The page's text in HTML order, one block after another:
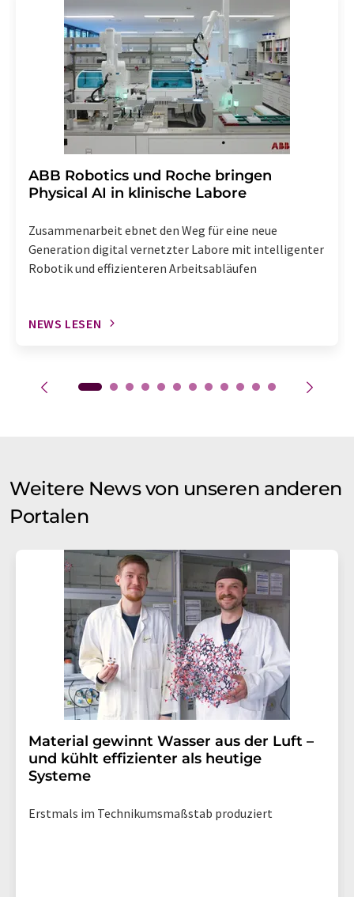
widerruf@lumitos.commit Wirkung für die Zukunft
widerrufen. Zudem ist in jeder E-Mail ein Link zur
Abbestellung des entsprechenden Newsletters
enthalten.
​​​​​​​ABB Robotics und Roche bringen
Physical AI in klinische Labore
Zusammenarbeit ebnet den Weg für eine neue
Generation digital vernetzter Labore mit intelligenter
Robotik und effizienteren Arbeitsabläufen
NEWS LESEN
Weitere News von unseren anderen
Portalen
Material gewinnt Wasser aus der Luft –
und kühlt effizienter als heutige
Systeme
Erstmals im Technikumsmaßstab produziert